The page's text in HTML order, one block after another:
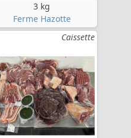
3 kg
Ferme Hazotte
Caissette